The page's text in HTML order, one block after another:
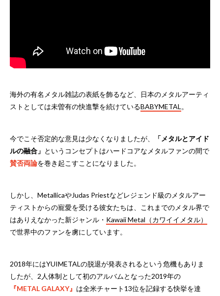
海外の有名メタル雑誌の表紙を飾るなど、日本のメタルアーティ
ストとしては未曽有の快進撃を続けているBABYMETAL。
今でこそ否定的な意見は少なくなりましたが、
「メタルとアイド
ルの融合」 というコンセプトはハードコアなメタルファンの間で
賛否両論を巻き起こすことになりました。
しかし、MetallicaやJudas Priestなどレジェンド級のメタルアー
ティストからの寵愛を受ける彼女たちは、これまでのメタル界で
はありえなかった新ジャンル・ Kawaii Metal（カワイイメタル）
で世界中のファンを虜にしています。
2018年にはYUIMETALの脱退が発表されるという危機もありま
したが、2人体制として初のアルバムとなった2019年の
『METAL GALAXY』 は全米チャート13位を記録する快挙を達